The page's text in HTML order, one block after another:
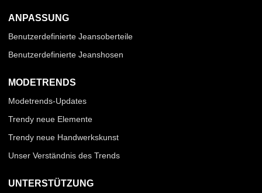
ANPASSUNG
Benutzerdefinierte Jeansoberteile
Benutzerdefinierte Jeanshosen
MODETRENDS
Modetrends-Updates
Trendy neue Elemente
Trendy neue Handwerkskunst
Unser Verständnis des Trends
UNTERSTÜTZUNG